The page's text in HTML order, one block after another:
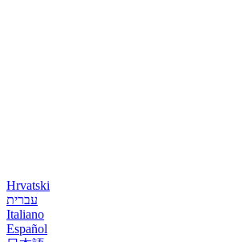
Hrvatski
עברית
Italiano
Español